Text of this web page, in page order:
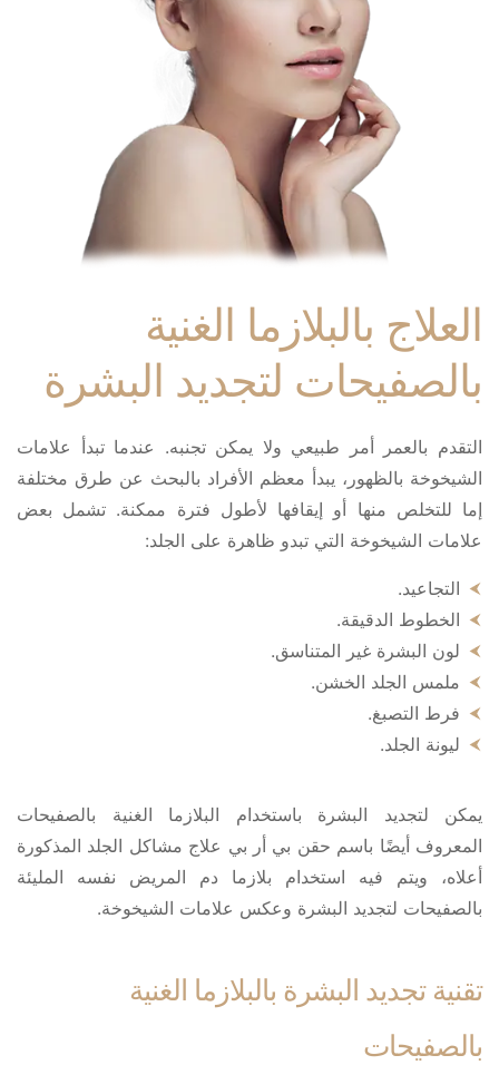
العلاج بالبلازما الغنية
بالصفيحات لتجديد البشرة
التقدم بالعمر أمر طبيعي ولا يمكن تجنبه. عندما تبدأ علامات
الشيخوخة بالظهور، يبدأ معظم الأفراد بالبحث عن طرق مختلفة
إما للتخلص منها أو إيقافها لأطول فترة ممكنة. تشمل بعض
علامات الشيخوخة التي تبدو ظاهرة على الجلد:
التجاعيد.
الخطوط الدقيقة.
لون البشرة غير المتناسق.
ملمس الجلد الخشن.
فرط التصبغ.
ليونة الجلد.
يمكن لتجديد البشرة باستخدام البلازما الغنية بالصفيحات
المعروف أيضًا باسم حقن بي أر بي علاج مشاكل الجلد المذكورة
أعلاه، ويتم فيه استخدام بلازما دم المريض نفسه المليئة
بالصفيحات لتجديد البشرة وعكس علامات الشيخوخة.
تقنية تجديد البشرة بالبلازما الغنية
بالصفيحات